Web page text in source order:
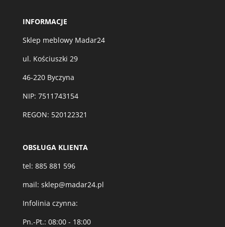
INFORMACJE
Sklep meblowy Madar24
ul. Kościuszki 29
46-220 Byczyna
NIP: 7511743154
REGON: 520122321
OBSŁUGA KLIENTA
tel: 885 881 596
mail: sklep@madar24.pl
Infolinia czynna:
Pn.-Pt.: 08:00 - 18:00